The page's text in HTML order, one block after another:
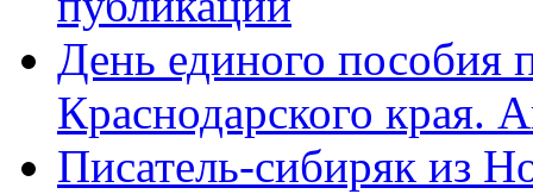
День единого пособия
Краснодарского края.
Писатель-сибиряк из